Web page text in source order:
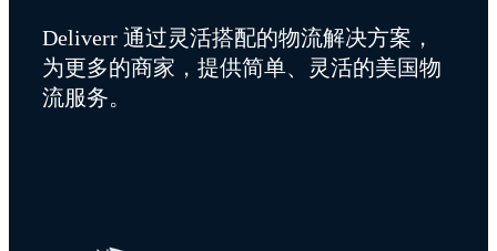
Deliverr 通过灵活搭配的物流解决方案，
为更多的商家，提供简单、灵活的美国物
流服务。